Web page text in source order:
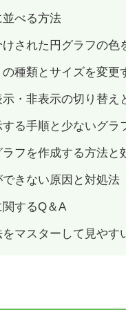
並べる方法
された円グラフの色
種類とサイズを変更
・非表示の切り替え
る手順と少ないグラ
フを作成する方法と
きない原因と対処法
するQ＆A
マスターして見やす